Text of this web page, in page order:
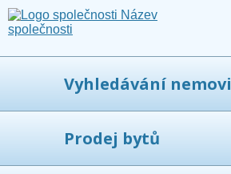
Vyhledávání
Prodej bytů